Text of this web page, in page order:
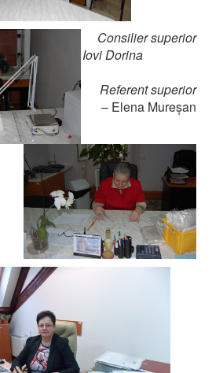
Consilier superior
Iovi Dorina
Referent superior
– Elena Mureșan